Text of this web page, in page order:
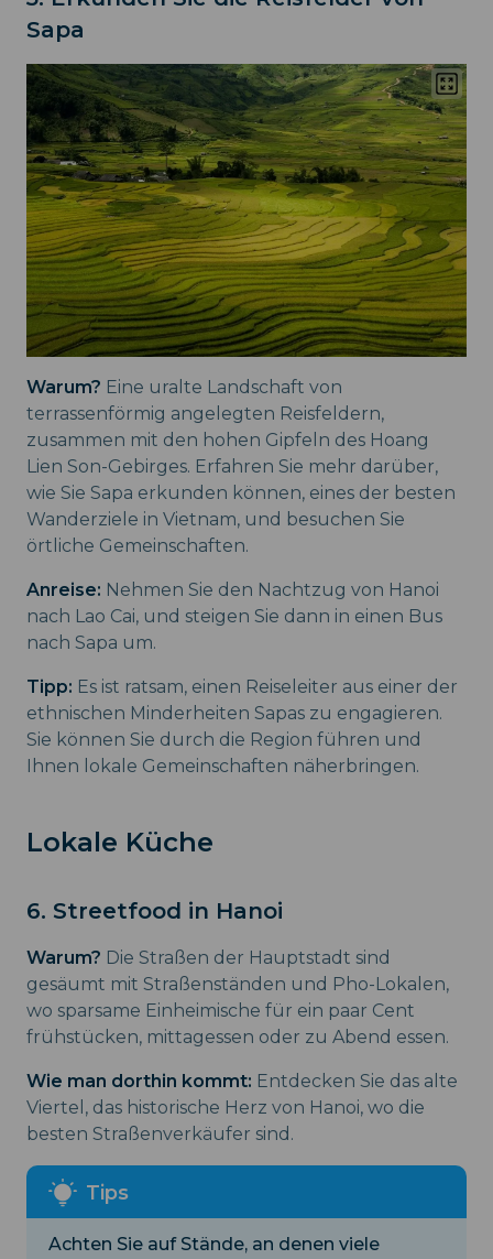
Sapa
Warum? Eine uralte Landschaft von
terrassenförmig angelegten Reisfeldern,
zusammen mit den hohen Gipfeln des Hoang
Lien Son-Gebirges. Erfahren Sie mehr darüber,
wie Sie Sapa erkunden können, eines der besten
Wanderziele in Vietnam, und besuchen Sie
örtliche Gemeinschaften.
Anreise: Nehmen Sie den Nachtzug von Hanoi
nach Lao Cai, und steigen Sie dann in einen Bus
nach Sapa um.
Tipp: Es ist ratsam, einen Reiseleiter aus einer der
ethnischen Minderheiten Sapas zu engagieren.
Sie können Sie durch die Region führen und
Ihnen lokale Gemeinschaften näherbringen.
Lokale Küche
6. Streetfood in Hanoi
Warum? Die Straßen der Hauptstadt sind
gesäumt mit Straßenständen und Pho-Lokalen,
wo sparsame Einheimische für ein paar Cent
frühstücken, mittagessen oder zu Abend essen.
Wie man dorthin kommt: Entdecken Sie das alte
Viertel, das historische Herz von Hanoi, wo die
besten Straßenverkäufer sind.
Achten Sie auf Stände, an denen viele